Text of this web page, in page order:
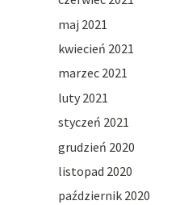
maj 2021
kwiecień 2021
marzec 2021
luty 2021
styczeń 2021
grudzień 2020
listopad 2020
październik 2020